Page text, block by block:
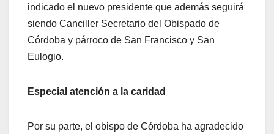
indicado el nuevo presidente que además seguirá
siendo Canciller Secretario del Obispado de
Córdoba y párroco de San Francisco y San
Eulogio.
Especial atención a la caridad
Por su parte, el obispo de Córdoba ha agradecido